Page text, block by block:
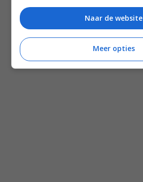
Shop Francesca Kookt boeken
Shop Voedzaam Leven Ontbijtgids
Samenwerken
Zomer recepten
Naar de website
Meer opties